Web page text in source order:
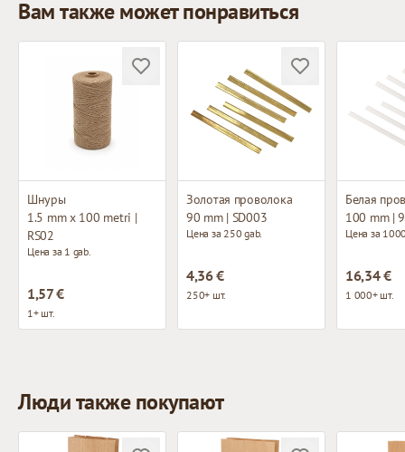
Вам также может понравиться
Шнуры
1.5 mm x 100 metri |
RS02
Цена за 1 gab.
1,57 €
1+ шт.
Золотая проволока
90 mm | SD003
Цена за 250 gab.
4,36 €
250+ шт.
Белая
100 mm |
Цена за
16,34 €
1 000+ шт.
Люди также покупают